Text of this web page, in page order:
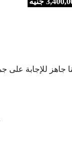
جاهز للإجابة على